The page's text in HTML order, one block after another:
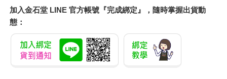
回輕盈舒適的自然生活。
開啟成功的第二人生
到了21 世紀的30 年代，韓國將成為世界上最長壽的國家。而目前
5、60 歲的人，無論願不願意，多數人都可望活到百歲。根據
加入金石堂 LINE 官方帳號『完成綁定』，隨時掌握出貨動
態：